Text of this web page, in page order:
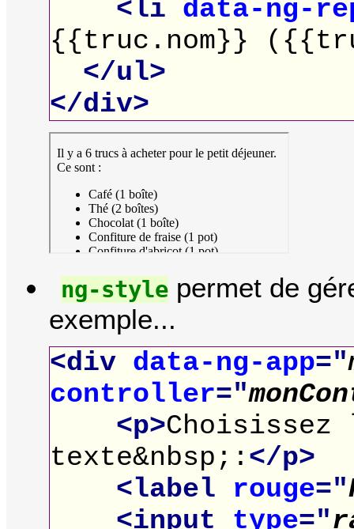
<li data-ng-
{{truc.nom}}
</ul>
</div>
ng-stylepermet de
exemple...
<div data-ng-app="
controller="
<p>
texte&nbsp;: </p>
<label rouge="
<input type="